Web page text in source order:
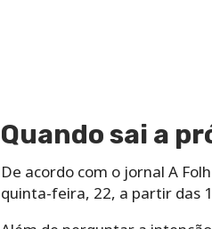
Quando sai a
De acordo com o jornal A
quinta-feira, 22, a partir das